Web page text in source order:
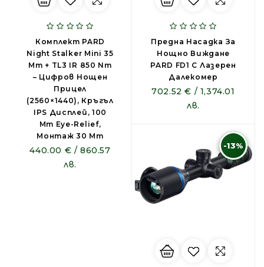
Комплект PARD
Night Stalker Mini 35
Mm + TL3 IR 850 Nm
– Цифров Нощен
Прицел
(2560×1440), Кръгъл
IPS Дисплей, 100
Mm Eye-Relief,
Монтаж 30 Mm
440.00 € / 860.57
лв.
Предна Насадка За
Нощно Виждане
PARD FD1 С Лазерен
Далекомер
702.52 € / 1,374.01
лв.
-13%